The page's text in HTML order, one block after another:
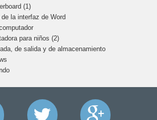
(1)
la interfaz de Word
para niños (2)
de salida y de almacenamiento